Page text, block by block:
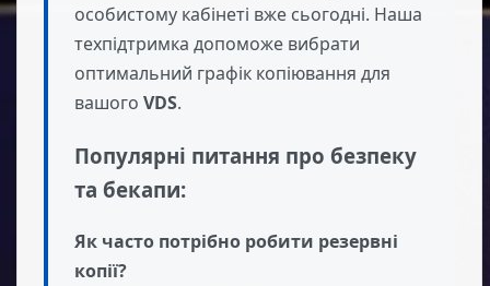
особистому кабінеті вже сьогодні. Наша
техпідтримка допоможе вибрати
оптимальний графік копіювання для
вашого VDS.
Популярні питання про безпеку
та бекапи:
Як часто потрібно робити резервні
копії?